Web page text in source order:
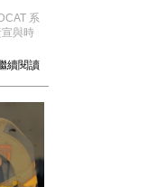
系
與時
續閱讀